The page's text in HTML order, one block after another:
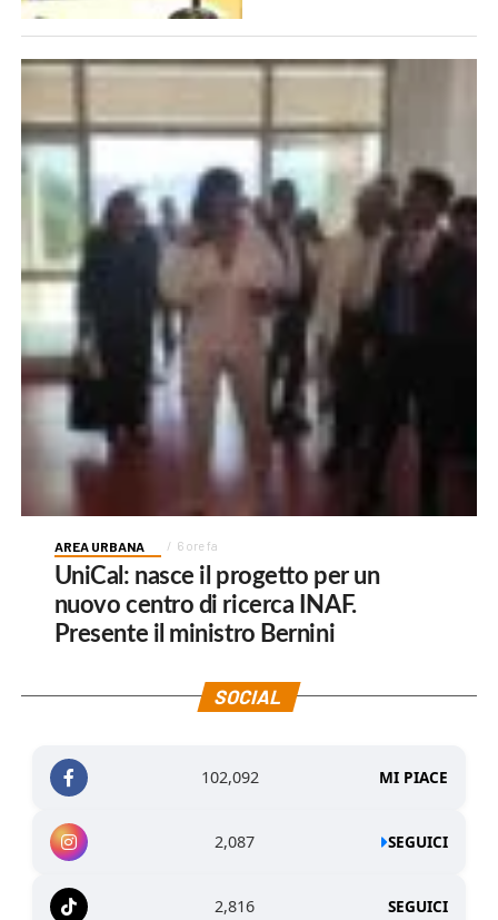
AREA URBANA 6 ore fa
UniCal: nasce il progetto per un
nuovo centro di ricerca INAF.
Presente il ministro Bernini
SOCIAL
102,092 MI PIACE
2,087 SEGUICI
2,816 SEGUICI